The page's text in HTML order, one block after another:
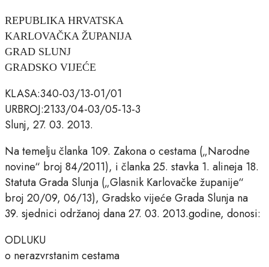
REPUBLIKA HRVATSKA
KARLOVAČKA ŽUPANIJA
GRAD SLUNJ
GRADSKO VIJEĆE
KLASA:340-03/13-01/01
URBROJ:2133/04-03/05-13-3
Slunj, 27. 03. 2013.
Na temelju članka 109. Zakona o cestama („Narodne
novine“ broj 84/2011), i članka 25. stavka 1. alineja 18.
Statuta Grada Slunja („Glasnik Karlovačke županije“
broj 20/09, 06/13), Gradsko vijeće Grada Slunja na
39. sjednici održanoj dana 27. 03. 2013.godine, donosi:
ODLUKU
o nerazvrstanim cestama